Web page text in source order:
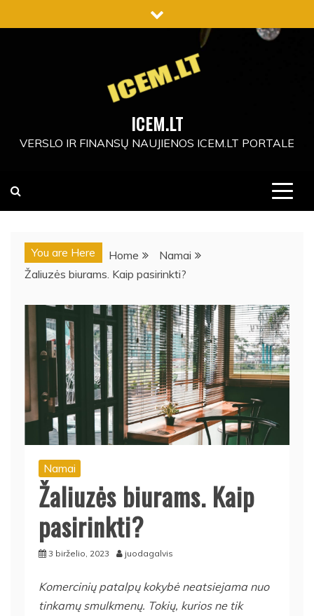
to
ICEM.LT
VERSLO IR FINANSŲ NAUJIENOS ICEM.LT PORTALE
You are Here Home
Namai
Žaliuzės biurams. Kaip pasirinkti?
Namai
Žaliuzės biurams. Kaip
pasirinkti?
3 birželio, 2023 juodagalvis
Komercinių patalpų kokybė neatsiejama nuo
tinkamų smulkmenų. Tokių, kurios ne tik